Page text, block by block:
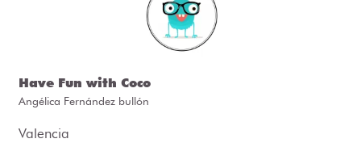
Have Fun with Coco
Angélica Fernández bullón
Valencia